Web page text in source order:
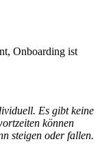
Onboarding ist
Es gibt keine
können
steigen oder fallen.